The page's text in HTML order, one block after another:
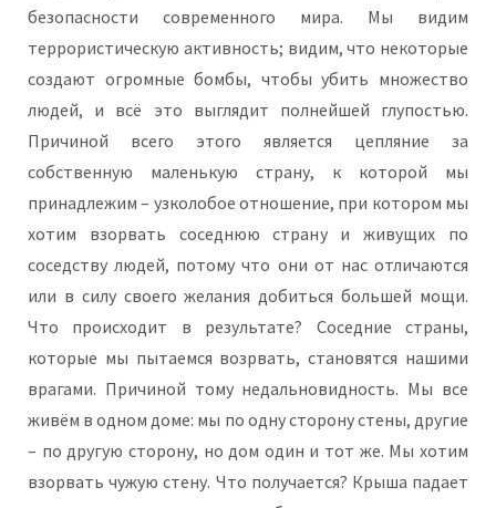
безопасности современного мира. Мы видим
террористическую активность; видим, что некоторые
создают огромные бомбы, чтобы убить множество
людей, и всё это выглядит полнейшей глупостью.
Причиной всего этого является цепляние за
собственную маленькую страну, к которой мы
принадлежим – узколобое отношение, при котором мы
хотим взорвать соседнюю страну и живущих по
соседству людей, потому что они от нас отличаются
или в силу своего желания добиться большей мощи.
Что происходит в результате? Соседние страны,
которые мы пытаемся возрвать, становятся нашими
врагами. Причиной тому недальновидность. Мы все
живём в одном доме: мы по одну сторону стены, другие
– по другую сторону, но дом один и тот же. Мы хотим
взорвать чужую стену. Что получается? Крыша падает